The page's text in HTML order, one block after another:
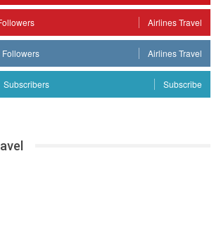
Airlines Travel
Followers Airlines Travel
Subscribers Subscribe